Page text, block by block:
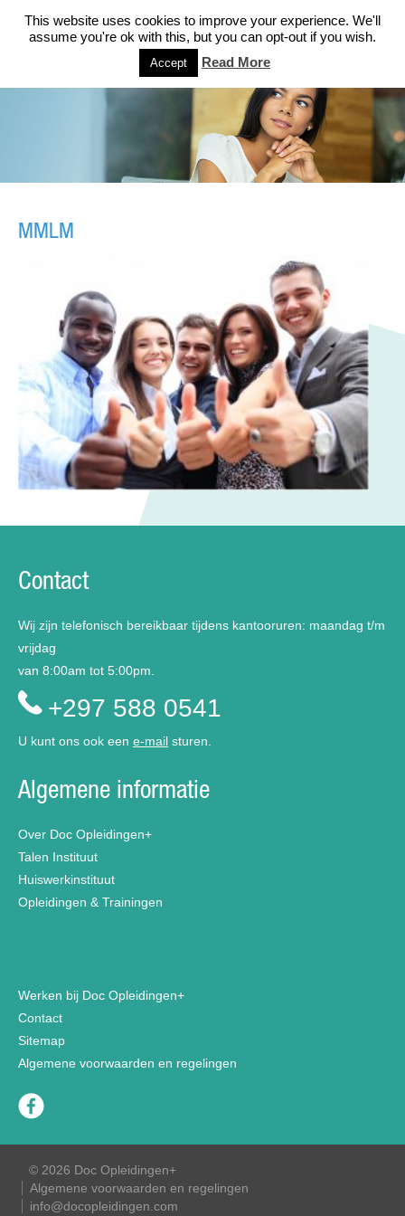
MMLM
This website uses cookies to improve your experience. We'll
assume you're ok with this, but you can opt-out if you wish.
Accept Read More
Contact
Wij zijn telefonisch bereikbaar tijdens kantooruren: maandag t/m
vrijdag
van 8:00am tot 5:00pm.
+297 588 0541
U kunt ons ook een e-mail sturen.
Algemene informatie
Over Doc Opleidingen+
Talen Instituut
Huiswerkinstituut
Opleidingen & Trainingen
Werken bij Doc Opleidingen+
Contact
Sitemap
Algemene voorwaarden en regelingen
© 2026 Doc Opleidingen+
Algemene voorwaarden en regelingen
info@docopleidingen.com